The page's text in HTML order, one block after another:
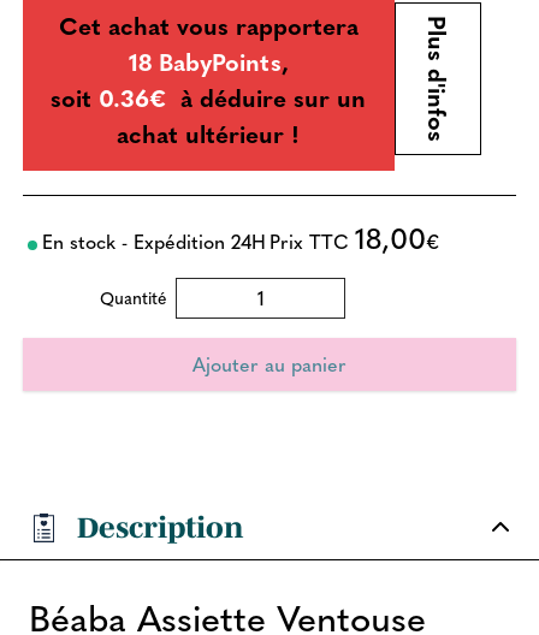
Cet achat vous rapportera
18 BabyPoints,
soit 0.36€ à déduire sur un
achat ultérieur !
Plus d'infos
En stock - Expédition 24H Prix TTC 18,00€
Quantité
Description
Béaba Assiette Ventouse